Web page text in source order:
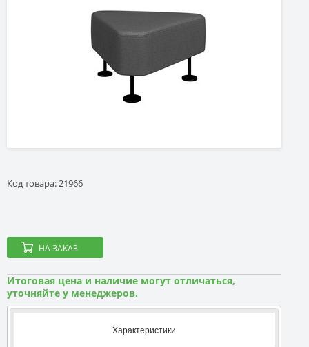
Код товара: 21966
НА ЗАКАЗ
Итоговая цена и наличие могут отличаться,
уточняйте у менеджеров.
Характеристики